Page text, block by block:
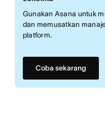
Gunakan Asana untuk
dan memusatkan
platform.
Coba sekarang